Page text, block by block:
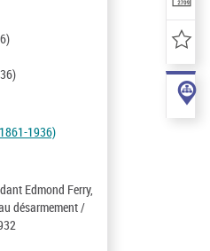
1936)
Edmond Ferry,
désarmement /